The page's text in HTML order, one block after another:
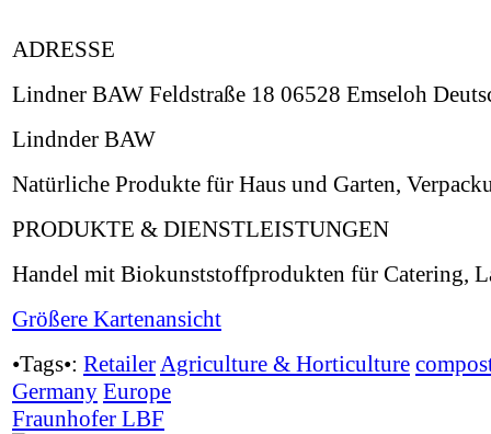
ADRESSE
Lindner BAW Feldstraße 18 06528 Emseloh
Lindnder BAW
Natürliche Produkte für Haus und Garten,
PRODUKTE & DIENSTLEISTUNGEN
Handel mit Biokunststoffprodukten für Catering,
Größere Kartenansicht
•Tags•: RetailerAgriculture & Horticulture
Germany Europe
Fraunhofer LBF